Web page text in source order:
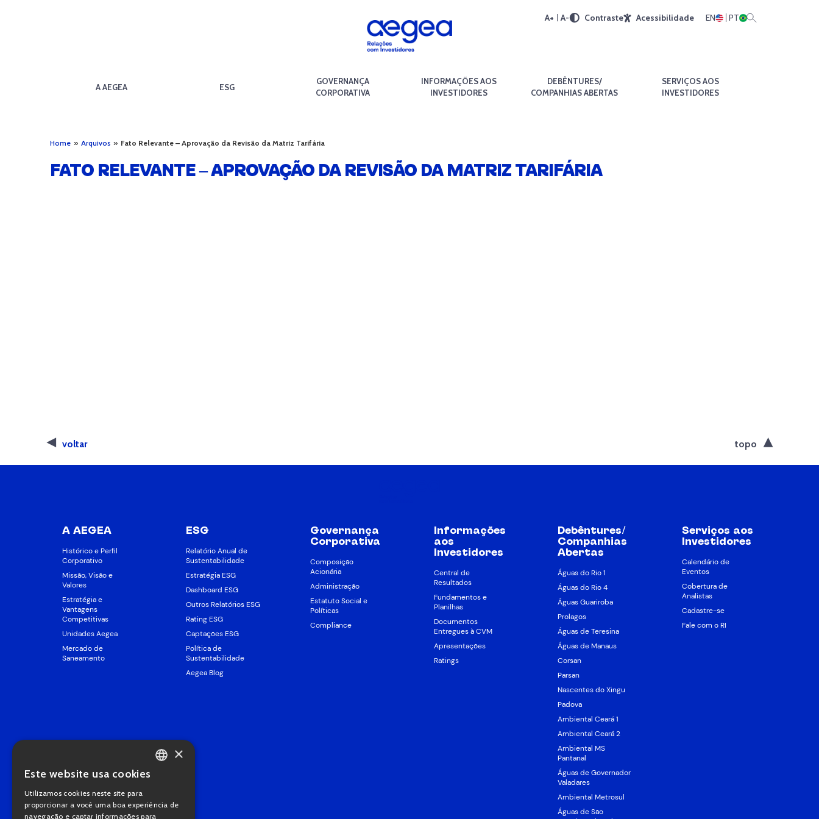
A+ A- Contraste Acessibilidade EN PT
A AEGEA ESG
GOVERNANÇA
CORPORATIVA
INFORMAÇÕES AOS
INVESTIDORES
DEBÊNTURES/
COMPANHIAS ABERTAS
SERVIÇOS AOS
INVESTIDORES
Home » Arquivos » Fato Relevante – Aprovação da Revisão da Matriz Tarifária
FATO RELEVANTE – APROVAÇÃO DA REVISÃO DA MATRIZ TARIFÁRIA
voltar topo
A AEGEA
Histórico e Perfil
Corporativo
Missão, Visão e
Valores
Estratégia e
Vantagens
Competitivas
Unidades Aegea
Mercado de
Saneamento
ESG
Relatório Anual de
Sustentabilidade
Estratégia ESG
Dashboard ESG
Outros Relatórios ESG
Rating ESG
Captações ESG
Política de
Sustentabilidade
Aegea Blog
Governança
Corporativa
Composição
Acionária
Administração
Estatuto Social e
Políticas
Compliance
Informações
aos
Investidores
Central de
Resultados
Fundamentos e
Planilhas
Documentos
Entregues à CVM
Apresentações
Ratings
Debêntures/
Companhias
Abertas
Águas do Rio 1
Águas do Rio 4
Águas Guariroba
Prolagos
Águas de Teresina
Águas de Manaus
Corsan
Parsan
Nascentes do Xingu
Padova
Ambiental Ceará 1
Ambiental Ceará 2
Ambiental MS
Pantanal
Águas de Governador
Valadares
Ambiental Metrosul
Águas de São
Serviços aos
Investidores
Calendário de
Eventos
Cobertura de
Analistas
Cadastre-se
Fale com o RI
PORTUGUESE
×
Este website usa cookies
Utilizamos cookies neste site para
proporcionar a você uma boa experiência de
navegação e captar informações para